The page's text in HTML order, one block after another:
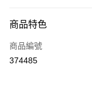
信用卡
Apple Pay
商品特色
商品編號
374485